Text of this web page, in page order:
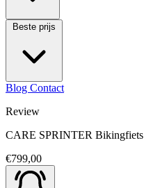
Beste prijs
Blog Contact
Review
CARE SPRINTER Bikingfiets
€799,00